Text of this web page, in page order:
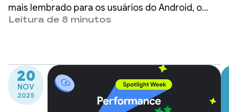
otimizar casos de uso
mais lembrado para os usuários do Android, o
Google tem tomado medidas significativas para
Leitura de 8 minutos
20
NOV
2025